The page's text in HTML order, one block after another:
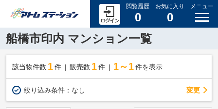
閲覧履歴
0
お気に入り
0
メニュー
船橋市印内 マンション一覧
該当物件数 1件 販売数 1 件 1～1 件を表示
絞り込み条件： なし 変更